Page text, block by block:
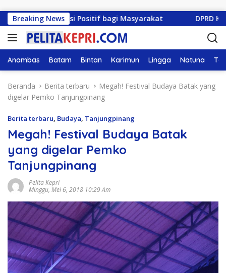
Breaking News
Kontribusi Positif bagi Masyarakat DPRD Kepri Gelar
Anambas Batam Bintan Karimun Lingga Natuna
Beranda Berita terbaru
Megah! Festival Budaya Batak yang
digelar Pemko Tanjungpinang
Berita terbaru, Budaya, Tanjungpinang
Megah! Festival Budaya Batak
yang digelar Pemko
Tanjungpinang
Pelita Kepri
Minggu, Mei 6, 2018 10:29 Am